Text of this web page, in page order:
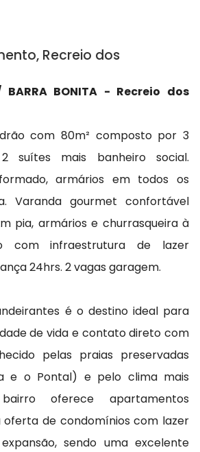
Recreio dos
BARRA BONITA - Recreio dos
com 80m² composto por 3
suítes mais banheiro social.
armários em todos os
Varanda gourmet confortável
pia, armários e churrasqueira à
com infraestrutura de lazer
24hrs. 2 vagas garagem.
é o destino ideal para
de vida e contato direto com
pelas praias preservadas
e o Pontal) e pelo clima mais
oferece apartamentos
oferta de condomínios com lazer
sendo uma excelente